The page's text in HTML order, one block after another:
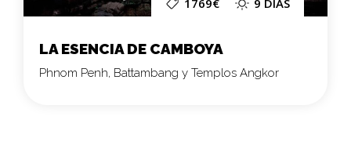
1769€ 9 DÍAS
LA ESENCIA DE CAMBOYA
Phnom Penh, Battambang y Templos Angkor